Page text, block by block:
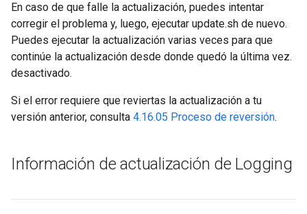
En caso de que falle la actualización, puedes intentar
corregir el problema y, luego, ejecutar update.sh de nuevo.
Puedes ejecutar la actualización varias veces para que
continúe la actualización desde donde quedó la última vez.
desactivado.
Si el error requiere que reviertas la actualización a tu
versión anterior, consulta 4.16.05 Proceso de reversión.
Información de actualización de Logging